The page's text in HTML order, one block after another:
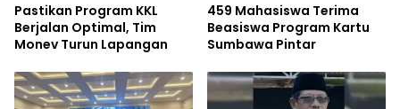
Pastikan Program KKL
Berjalan Optimal, Tim
Monev Turun Lapangan
459 Mahasiswa Terima
Beasiswa Program Kartu
Sumbawa Pintar